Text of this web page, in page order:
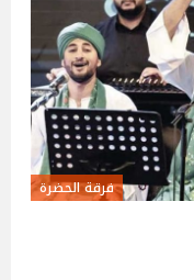
فرقة الحضرة